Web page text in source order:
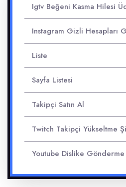
Igtv Beğeni Kasma Hilesi
Instagram Gizli Hesapları
Liste
Sayfa Listesi
Takipçi Satın Al
Twitch Takipçi Yükseltme
Youtube Dislike Gönderme